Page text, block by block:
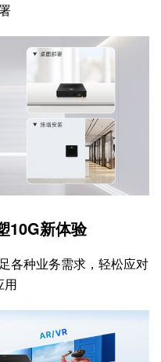
10G新体验
各种业务需求，轻松应对
用